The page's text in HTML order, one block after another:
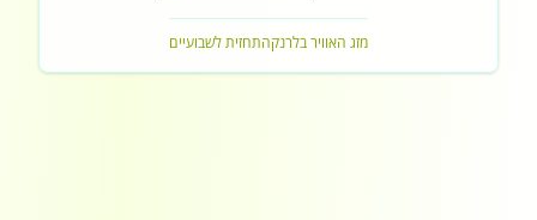
מזג האוויר בלרנקהתחזית לשבועיים